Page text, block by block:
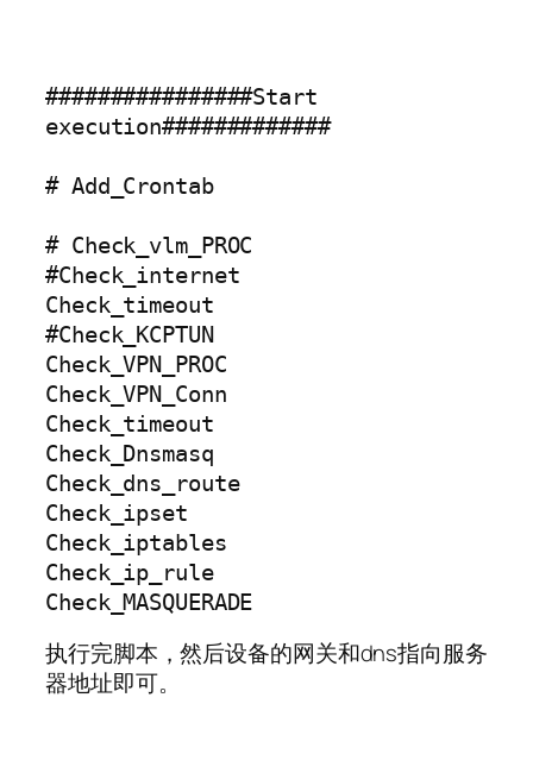
################Start
execution#############
# Add_Crontab
# Check_vlm_PROC
#Check_internet
Check_timeout
#Check_KCPTUN
Check_VPN_PROC
Check_VPN_Conn
Check_timeout
Check_Dnsmasq
Check_dns_route
Check_ipset
Check_iptables
Check_ip_rule
执行完脚本，然后设备的网关和dns指向服务
器地址即可。